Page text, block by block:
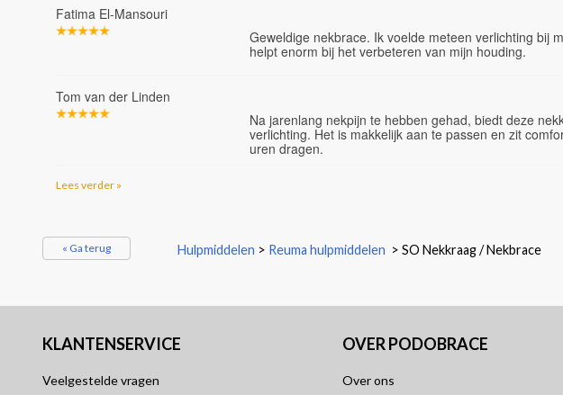
Fatima El-Mansouri
Geweldige nekbrace. Ik voelde meteen verlichting bij
helpt enorm bij het verbeteren van mijn houding.
Tom van der Linden
Na jarenlang nekpijn te hebben gehad, biedt deze
verlichting. Het is makkelijk aan te passen en zit
uren dragen.
Lees verder »
« Ga terug Hulpmiddelen > Reuma hulpmiddelen > SO Nekkraag / Nekbrace
KLANTENSERVICE
Veelgestelde vragen
OVER PODOBRACE
Over ons